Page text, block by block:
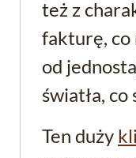
też z
fakturę, co
od
światła,
Ten duży